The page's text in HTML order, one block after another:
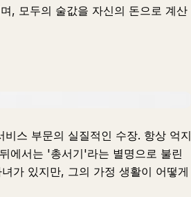
, 모두의 술값을 자신의 돈으로 계산
스 부문의 실질적인 수장. 항상 억지
에서는 '총서기'라는 별명으로 불린
가 있지만, 그의 가정 생활이 어떻게